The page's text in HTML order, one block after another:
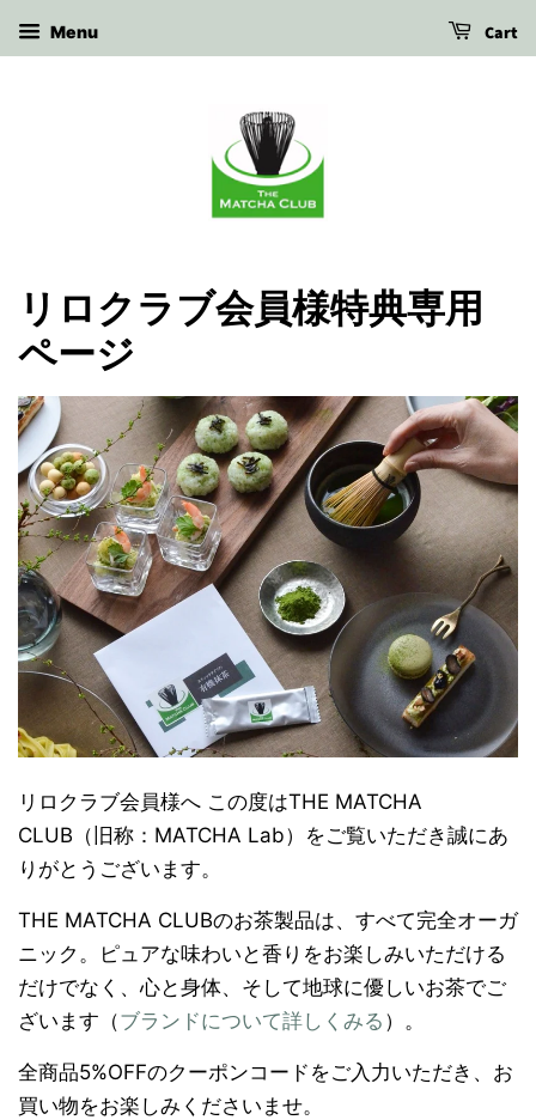
Menu Cart
リロクラブ会員様特典専用
ページ
リロクラブ会員様へ この度はTHE MATCHA
CLUB（旧称：MATCHA Lab）をご覧いただき誠にあ
りがとうございます。
THE MATCHA CLUBのお茶製品は、すべて完全オーガ
ニック。ピュアな味わいと香りをお楽しみいただける
だけでなく、心と身体、そして地球に優しいお茶でご
ざいます（ブランドについて詳しくみる ）。
全商品5%OFFのクーポンコードをご入力いただき、お
買い物をお楽しみくださいませ。